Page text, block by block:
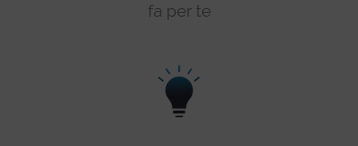
fa per te